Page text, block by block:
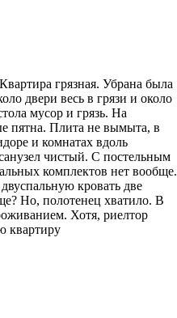
грязная. Убрана была
двери весь в грязи и около
мусор и грязь. На
пятна. Плита не вымыта, в
и комнатах вдоль
чистый. С постельным
комплектов нет вообще.
кровать две
Но, полотенец хватило. В
Хотя, риелтор
квартиру